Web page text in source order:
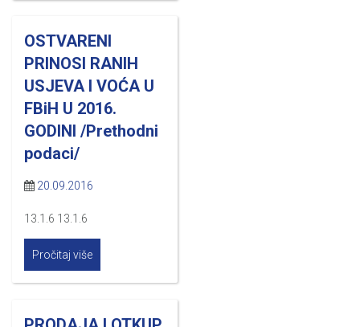
OSTVARENI
PRINOSI RANIH
USJEVA I VOĆA U
FBiH U 2016.
GODINI /Prethodni
podaci/
20.09.2016
13.1.6 13.1.6
Pročitaj više